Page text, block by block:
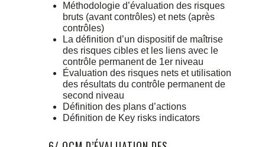
Méthodologie d’évaluation des risques
bruts (avant contrôles) et nets (après
contrôles)
La définition d’un dispositif de maîtrise
des risques cibles et les liens avec le
contrôle permanent de 1er niveau
Évaluation des risques nets et utilisation
des résultats du contrôle permanent de
second niveau
Définition des plans d’actions
Définition de Key risks indicators